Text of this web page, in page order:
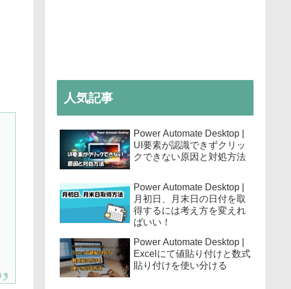
人気記事
Power Automate Desktop |
UI要素が認識できずクリッ
クできない原因と対処方法
Power Automate Desktop |
月初日、月末日の日付を取
得するには考え方を変えれ
ばいい！
Power Automate Desktop |
Excelにて値貼り付けと数式
貼り付けを使い分ける